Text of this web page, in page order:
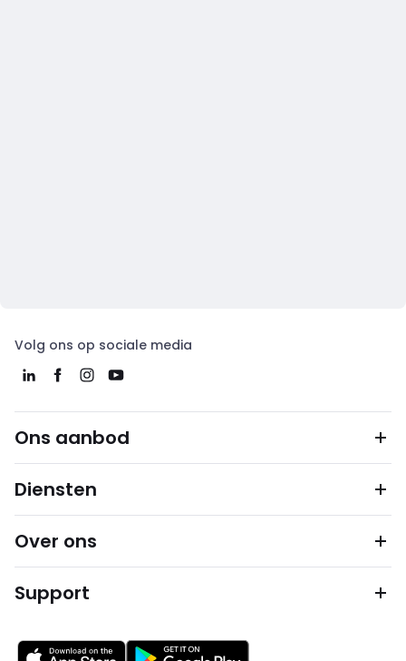
Volg ons op sociale media
Ons aanbod
Diensten
Over ons
Support